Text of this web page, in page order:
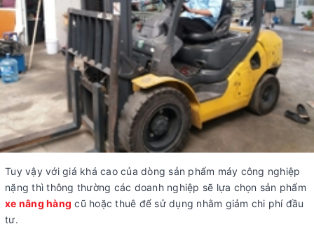
Tuy vậy với giá khá cao của dòng sản phẩm máy công nghiệp
nặng thì thông thường các doanh nghiệp sẽ lựa chọn sản phẩm
xe nâng hàng cũ hoặc thuê để sử dụng nhằm giảm chi phí đầu
tư.